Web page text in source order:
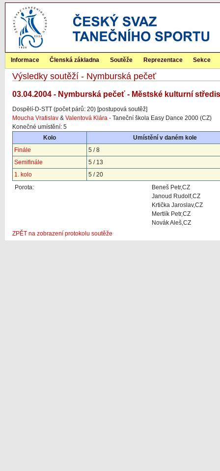
Informace Členská základna Soutěže Reprezentace Sekce
Výsledky soutěží - Nymburská pečeť
03.04.2004 - Nymburská pečeť - Městské kulturní
Dospělí-D-STT (počet párů: 20) [postupová soutěž]
Moucha Vratislav & Valentová Klára - Taneční škola Easy Dance 2000 (CZ)
Konečné umístění: 5
Kolo
Umístění v daném kole
Finále
5 / 8
Semifinále
5 / 13
1. kolo
5 / 20
Porota:
Beneš Petr,CZ
Janoud Rudolf,CZ
Krtička Jaroslav,CZ
Mertlík Petr,CZ
Novák Aleš,CZ
ZPĚT na zobrazení protokolu soutěže